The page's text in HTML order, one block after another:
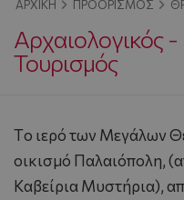
ΑΡΧΙΚΉ ΠΡΟΟΡΙΣΜΌΣ
Αρχαιολογικός -
Τουρισμός
Tο ιερό των Mεγάλων
οικισμό Παλαιόπολη,
Kαβείρια Mυστήρια),